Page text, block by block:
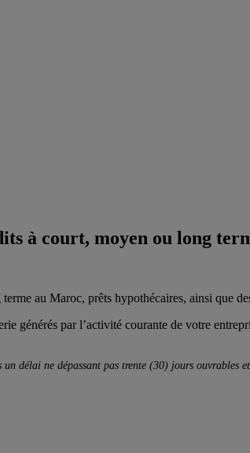
à court, moyen ou long
au Maroc, prêts hypothécaires, ainsi que
générés par l’activité courante de votre
délai ne dépassant pas trente (30) jours